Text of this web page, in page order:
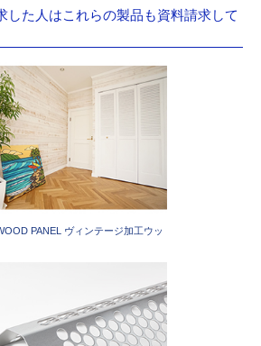
した人はこれらの製品も資料請求して
PANEL ヴィンテージ加工ウッ